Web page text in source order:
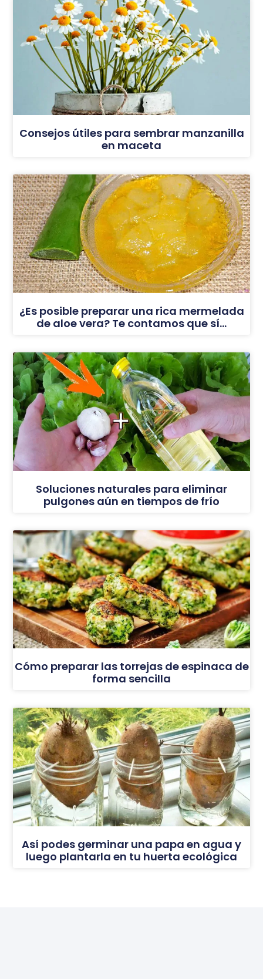
Consejos útiles para sembrar manzanilla
en maceta
¿Es posible preparar una rica mermelada
de aloe vera? Te contamos que sí…
Soluciones naturales para eliminar
pulgones aún en tiempos de frío
Cómo preparar las torrejas de espinaca de
forma sencilla
Así podes germinar una papa en agua y
luego plantarla en tu huerta ecológica